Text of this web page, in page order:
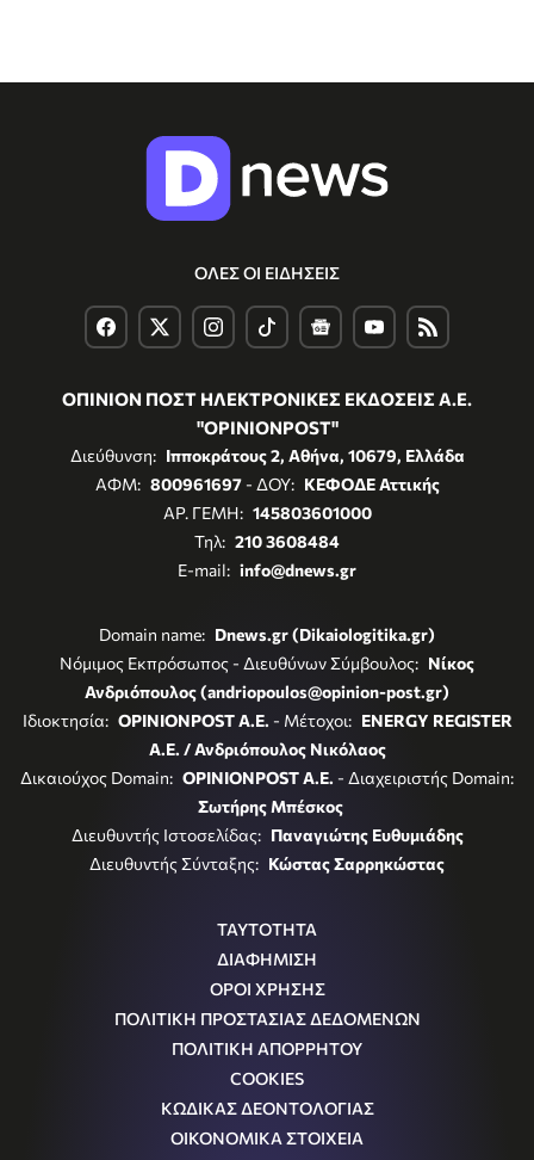
ΟΛΕΣ ΟΙ ΕΙΔΗΣΕΙΣ
ΟΠΙΝΙΟΝ ΠΟΣΤ ΗΛΕΚΤΡΟΝΙΚΕΣ ΕΚΔΟΣΕΙΣ Α.Ε.
"OPINIONPOST"
Διεύθυνση: Ιπποκράτους 2, Αθήνα, 10679, Ελλάδα
ΑΦΜ: 800961697- ΔΟΥ: ΚΕΦΟΔΕ Αττικής
ΑΡ. ΓΕΜΗ: 145803601000
Τηλ: 210 3608484
E-mail: info@dnews.gr
Domain name: Dnews.gr (Dikaiologitika.gr)
Νόμιμος Εκπρόσωπος - Διευθύνων Σύμβουλος: Νίκος
Ανδριόπουλος (andriopoulos@opinion-post.gr)
Ιδιοκτησία: OPINIONPOST A.E. - Μέτοχοι: ENERGY REGISTER
Α.Ε. / Ανδριόπουλος Νικόλαος
Δικαιούχος Domain: OPINIONPOST A.E. - Διαχειριστής Domain:
Σωτήρης Μπέσκος
Διευθυντής Ιστοσελίδας: Παναγιώτης Ευθυμιάδης
Διευθυντής Σύνταξης: Κώστας Σαρρηκώστας
ΤΑΥΤΟΤΗΤΑ
ΔΙΑΦΗΜΙΣΗ
ΟΡΟΙ ΧΡΗΣΗΣ
ΠΟΛΙΤΙΚΗ ΠΡΟΣΤΑΣΙΑΣ ΔΕΔΟΜΕΝΩΝ
ΠΟΛΙΤΙΚΗ ΑΠΟΡΡΗΤΟΥ
COOKIES
ΚΩΔΙΚΑΣ ΔΕΟΝΤΟΛΟΓΙΑΣ
ΟΙΚΟΝΟΜΙΚΑ ΣΤΟΙΧΕΙΑ